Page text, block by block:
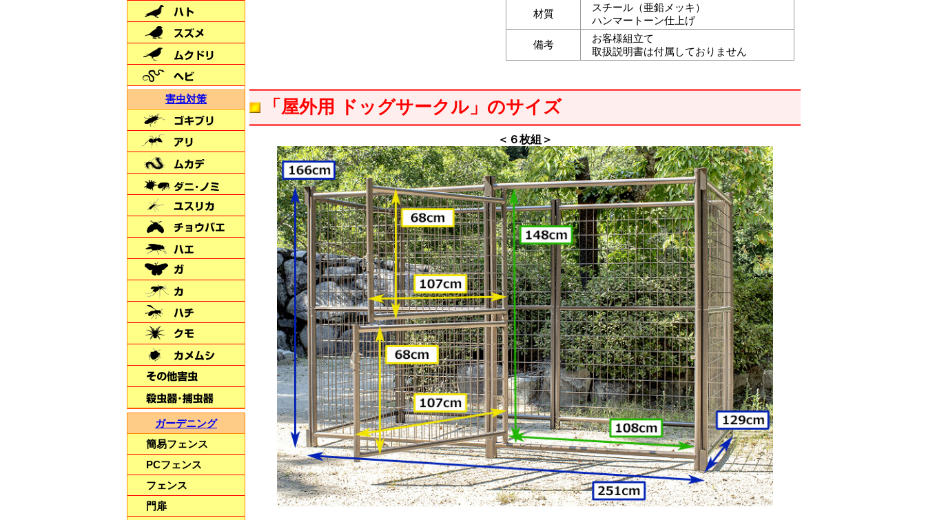
材質
スチール（亜鉛メッキ）
ハンマートーン仕上げ
備考
お客様組立て
取扱説明書は付属しておりません
「屋外用 ドッグサークル」のサイズ
＜６枚組＞
夜間に自動で点灯
朝に自動消灯
【LED通せんぼBIG】
屋外用の犬用ケージ
大型犬も安心で頑丈♪
【犬用サークル・ケージ】
毎日出るゴミは
燃やしてスッキリ♪
【家庭用焼却炉
害虫対策
ガーデニング
簡易フェンス
PCフェンス
フェンス
門扉